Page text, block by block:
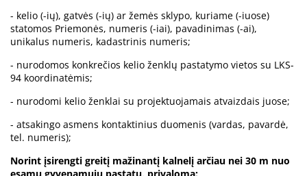
- kelio (-ių), gatvės (-ių) ar žemės sklypo, kuriame (-iuose)
statomos Priemonės, numeris (-iai), pavadinimas (-ai),
unikalus numeris, kadastrinis numeris;
- nurodomos konkrečios kelio ženklų pastatymo vietos su LKS-
94 koordinatėmis;
- nurodomi kelio ženklai su projektuojamais atvaizdais juose;
- atsakingo asmens kontaktinius duomenis (vardas, pavardė,
tel. numeris);
Norint įsirengti greitį mažinantį kalnelį arčiau nei 30 m nuo